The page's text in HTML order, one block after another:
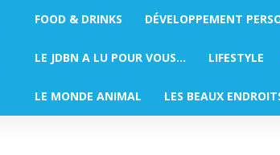
FOOD & DRINKS DÉVELOPPEMENT
LE JDBN A LU POUR VOUS… LIFESTYLE
LE MONDE ANIMAL LES BEAUX